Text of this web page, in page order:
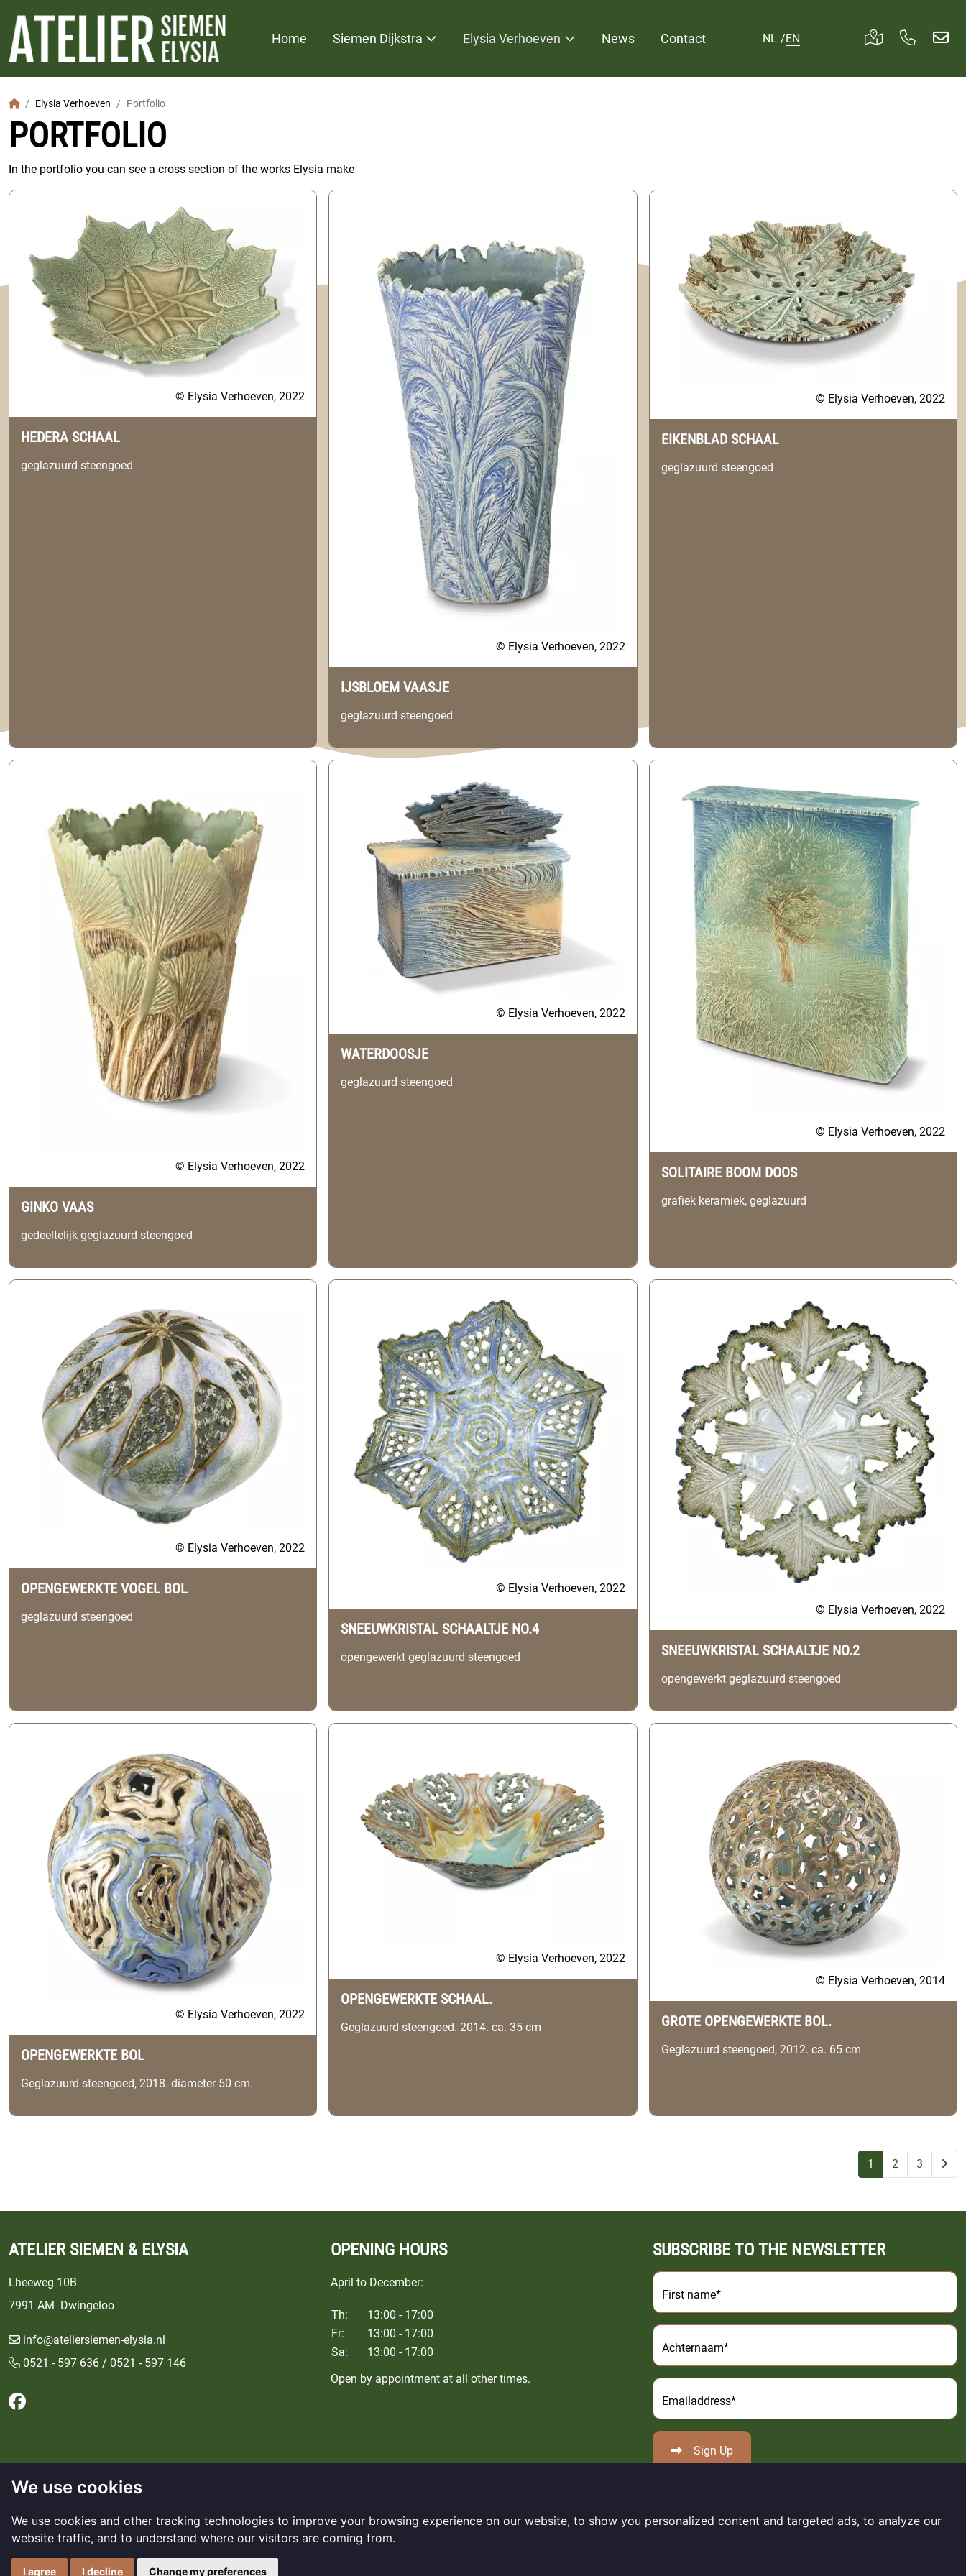
We use cookies
We use cookies and other tracking technologies to improve your browsing experience on our website, to show you personalized content and targeted ads, to analyze our
website traffic, and to understand where our visitors are coming from.
I agree I decline Change my preferences
Home Siemen Dijkstra Elysia Verhoeven News Contact NL /EN
HomeElysia Verhoeven Portfolio
PORTFOLIO
In the portfolio you can see a cross section of the works Elysia make
© Elysia Verhoeven, 2022
HEDERA SCHAAL
geglazuurd steengoed
© Elysia Verhoeven, 2022
IJSBLOEM VAASJE
geglazuurd steengoed
© Elysia Verhoeven, 2022
EIKENBLAD SCHAAL
geglazuurd steengoed
© Elysia Verhoeven, 2022
GINKO VAAS
gedeeltelijk geglazuurd steengoed
© Elysia Verhoeven, 2022
WATERDOOSJE
geglazuurd steengoed
© Elysia Verhoeven, 2022
SOLITAIRE BOOM DOOS
grafiek keramiek, geglazuurd
© Elysia Verhoeven, 2022
OPENGEWERKTE VOGEL BOL
geglazuurd steengoed
© Elysia Verhoeven, 2022
SNEEUWKRISTAL SCHAALTJE NO.4
opengewerkt geglazuurd steengoed
© Elysia Verhoeven, 2022
SNEEUWKRISTAL SCHAALTJE NO.2
opengewerkt geglazuurd steengoed
© Elysia Verhoeven, 2022
OPENGEWERKTE BOL
Geglazuurd steengoed, 2018. diameter 50 cm.
© Elysia Verhoeven, 2022
OPENGEWERKTE SCHAAL.
Geglazuurd steengoed. 2014. ca. 35 cm
© Elysia Verhoeven, 2014
GROTE OPENGEWERKTE BOL.
Geglazuurd steengoed, 2012. ca. 65 cm
1 2 3
ATELIER SIEMEN & ELYSIA
Lheeweg 10B
7991 AM Dwingeloo
info@ateliersiemen-elysia.nl
0521 - 597 636 / 0521 - 597 146
Follow us on Facebook
OPENING HOURS
April to December:
Th:
13:00 - 17:00
Fr:
13:00 - 17:00
Sa:
13:00 - 17:00
Open by appointment at all other times.
SUBSCRIBE TO THE NEWSLETTER
First name*
Achternaam*
Emailaddress*
Sign Up
Copyright © 2017 - 2026
Privacy statement Cookie settings